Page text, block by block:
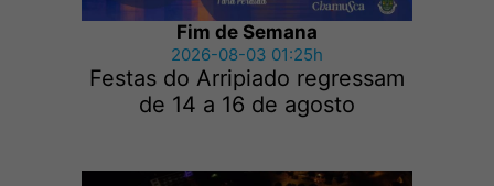
Fim de Semana
2026-08-03 01:25h
Festas do Arripiado regressam
de 14 a 16 de agosto